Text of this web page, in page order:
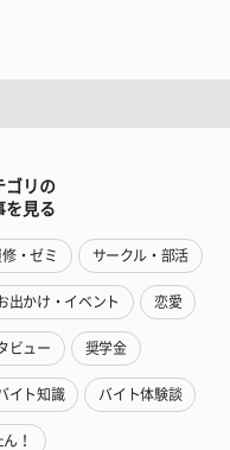
ゴリの
を見る
・ゼミ サークル・部活
出かけ・イベント 恋愛
ビュー 奨学金
イト知識 バイト体験談
！